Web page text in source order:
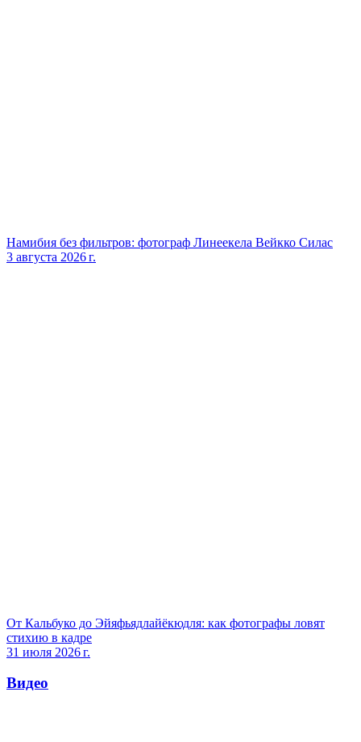
Намибия без фильтров: фотограф Линеекела Вейкко Силас
3 августа 2026 г.
От Кальбуко до Эйяфьядлайёкюдля: как фотографы ловят
стихию в кадре
31 июля 2026 г.
Видео